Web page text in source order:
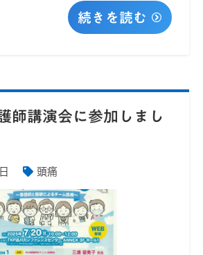
続きを読む
師講演会に参加しまし
頭痛